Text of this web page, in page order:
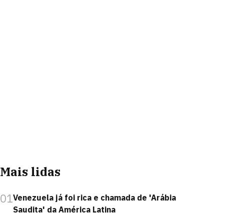
Mais lidas
01Venezuela já foi rica e chamada de 'Arábia
Saudita' da América Latina